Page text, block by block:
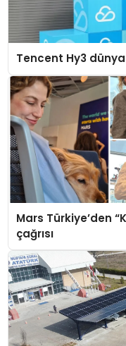
Tencent Hy3
Mars Türkiye’den
çağrısı